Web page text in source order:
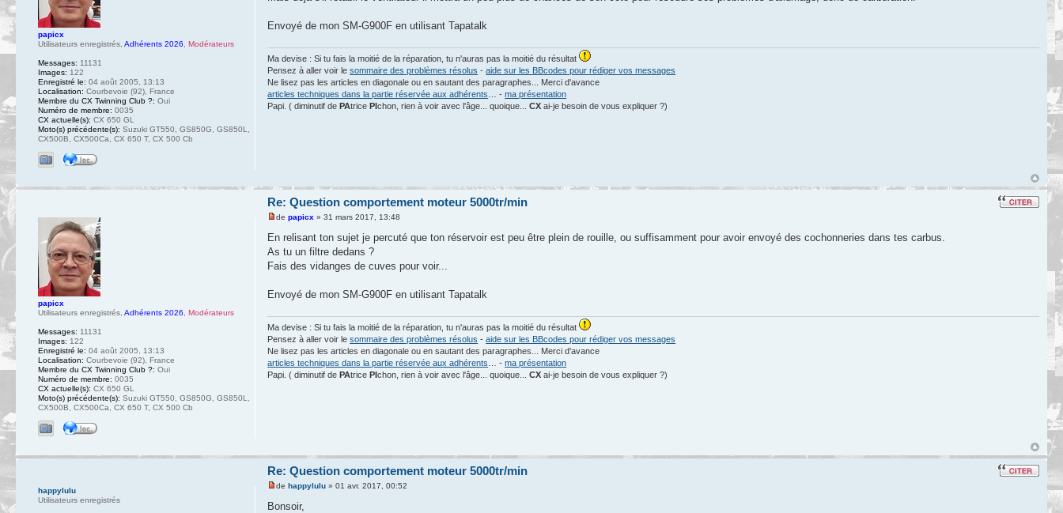
Envoyé de mon SM-G900F en utilisant Tapatalk
Ma devise : Si tu fais la moitié de la réparation, tu n'auras pas la moitié du résultat
Pensez à aller voir lesommaire des problèmes résolus -aide sur les BBcodes pour rédiger vos messages
Ne lisez pas les articles en diagonale ou en sautant des paragraphes... Merci d'avance
articles techniques dans la partie réservée aux adhérents … -ma présentation
Papi. ( diminutif dePAtricePIchon, rien à voir avec l'âge... quoique...CX ai-je besoin de vous expliquer ?)
papicx
Utilisateurs enregistrés Adhérents 2026 Modérateurs
Messages: 11131
Images: 122
Enregistré le: 04 août 2005, 13:13
Localisation: Courbevoie (92), France
Membre du CX Twinning Club ?: Oui
Numéro de membre: 0035
CX actuelle(s): CX 650 GL
Moto(s) précédente(s): Suzuki GT550, GS850G, GS850L,
CX500B, CX500Ca, CX 650 T, CX 500 Cb
Re: Question comportement moteur 5000tr/min
depapicx » 31 mars 2017, 13:48
En relisant ton sujet je percuté que ton réservoir est peu être plein de rouille, ou suffisamment pour avoir envoyé des cochonneries dans tes carbus.
As tu un filtre dedans ?
Fais des vidanges de cuves pour voir...
Envoyé de mon SM-G900F en utilisant Tapatalk
Ma devise : Si tu fais la moitié de la réparation, tu n'auras pas la moitié du résultat
Pensez à aller voir lesommaire des problèmes résolus -aide sur les BBcodes pour rédiger vos messages
Ne lisez pas les articles en diagonale ou en sautant des paragraphes... Merci d'avance
articles techniques dans la partie réservée aux adhérents … -ma présentation
Papi. ( diminutif dePAtricePIchon, rien à voir avec l'âge... quoique...CX ai-je besoin de vous expliquer ?)
papicx
Utilisateurs enregistrés Adhérents 2026 Modérateurs
Messages: 11131
Images: 122
Enregistré le: 04 août 2005, 13:13
Localisation: Courbevoie (92), France
Membre du CX Twinning Club ?: Oui
Numéro de membre: 0035
CX actuelle(s): CX 650 GL
Moto(s) précédente(s): Suzuki GT550, GS850G, GS850L,
CX500B, CX500Ca, CX 650 T, CX 500 Cb
Re: Question comportement moteur 5000tr/min
dehappylulu » 01 avr. 2017, 00:52
Bonsoir,
happylulu
Utilisateurs enregistrés